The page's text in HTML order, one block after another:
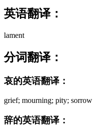
英语翻译：
lament
分词翻译：
哀的英语翻译：
grief; mourning; pity; sorrow
辞的英语翻译：